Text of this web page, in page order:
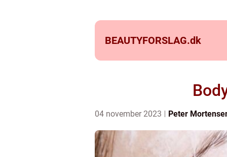
BEAUTYFORSLAG.dk
04 november 2023 Peter